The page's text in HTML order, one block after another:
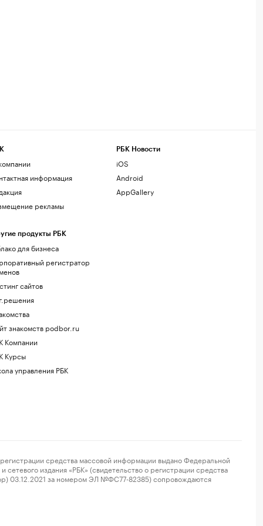
информация
рекламы
продукты РБК
для бизнеса
регистратор
сайтов
знакомств podbor.ru
Компании
Курсы
управления РБК
РБК Новости
iOS
Android
AppGallery
средства массовой информации выдано Федеральной
издания «РБК» (свидетельство о регистрации средства
03.12.2021 за номером ЭЛ №ФС77-82385) сопровождаются